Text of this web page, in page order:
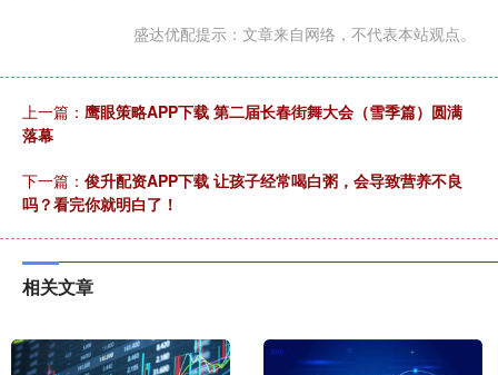
盛达优配提示：文章来自网络，不代表本站观点。
上一篇： 鹰眼策略APP下载 第二届长春街舞大会（雪季篇）圆满
落幕
下一篇： 俊升配资APP下载 让孩子经常喝白粥，会导致营养不良
吗？看完你就明白了！
相关文章